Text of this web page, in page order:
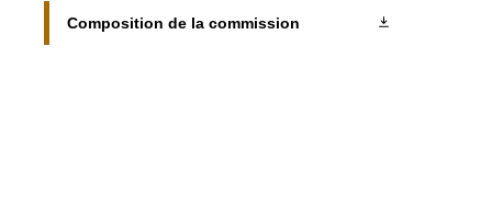
Composition de la commission